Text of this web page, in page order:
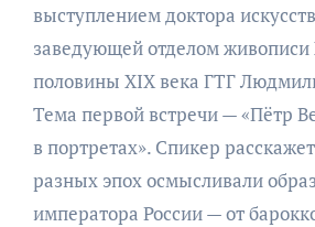
выступлением доктора
заведующей отделом
половины XIX века ГТГ
Тема первой встречи — «Пётр
в портретах». Спикер
разных эпох осмысливали
императора России — от